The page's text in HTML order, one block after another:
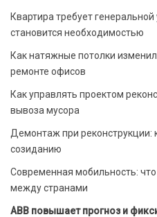
Квартира требует генеральной
становится необходимостью
Как натяжные потолки
ремонте офисов
Как управлять проектом
вывоза мусора
Демонтаж при реконструкции:
созиданию
Современная мобильность:
между странами
ABB повышает прогноз и